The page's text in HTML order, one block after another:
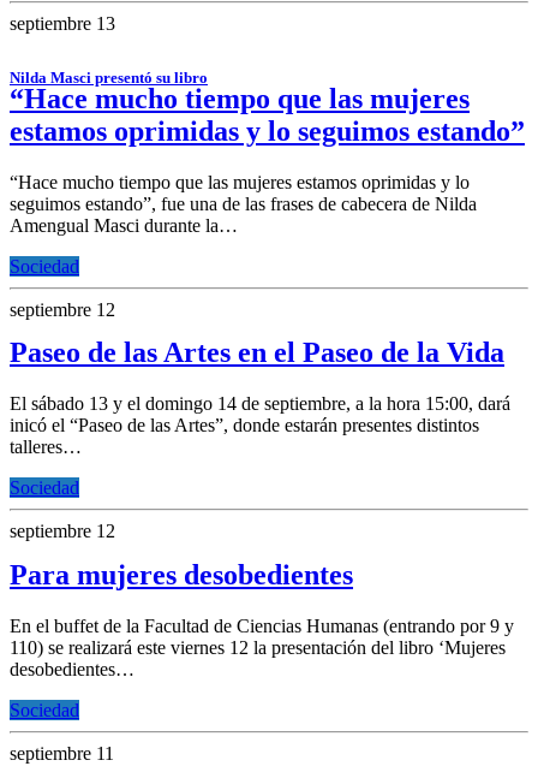
septiembre 13
Nilda Masci presentó su libro
“Hace mucho tiempo que las mujeres
estamos oprimidas y lo seguimos estando”
“Hace mucho tiempo que las mujeres estamos oprimidas y lo
seguimos estando”, fue una de las frases de cabecera de Nilda
Amengual Masci durante la…
Sociedad
septiembre 12
Paseo de las Artes en el Paseo de la Vida
El sábado 13 y el domingo 14 de septiembre, a la hora 15:00, dará
inicó el “Paseo de las Artes”, donde estarán presentes distintos
talleres…
Sociedad
septiembre 12
Para mujeres desobedientes
En el buffet de la Facultad de Ciencias Humanas (entrando por 9 y
110) se realizará este viernes 12 la presentación del libro ‘Mujeres
desobedientes…
Sociedad
septiembre 11